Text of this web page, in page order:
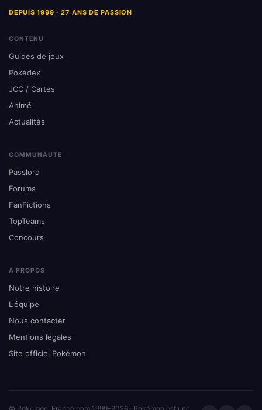
DEPUIS 1999 · 27 ANS DE PASSION
CONTENU
Guides de jeux
Pokédex
JCC / Cartes
Animé
Actualités
COMMUNAUTÉ
Passlord
Forums
FanFictions
TopTeams
Concours
À PROPOS
Notre histoire
L'équipe
Nous contacter
Mentions légales
Site officiel Pokémon